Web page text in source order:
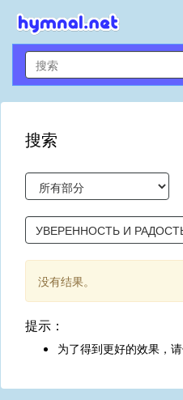
搜索
没有结果。
提示：
为了得到更好的效果，